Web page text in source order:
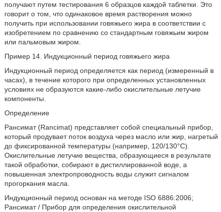
получают путем тестирования 6 образцов каждой таблетки. Это
говорит о том, что одинаковое время растворения можно
получить при использовании говяжьего жира в соответствии с
изобретением по сравнению со стандартным говяжьим жиром
или пальмовым жиром.
Пример 14. Индукционный период говяжьего жира
Индукционный период определяется как период (измеренный в
часах), в течение которого при определенных установленных
условиях не образуются какие-либо окислительные летучие
компоненты.
Определение
Рансимат (Rancimat) представляет собой специальный прибор,
который продувает поток воздуха через масло или жир, нагретый
до фиксированной температуры (например, 120/130°C).
Окислительные летучие вещества, образующиеся в результате
такой обработки, собирают в дистиллированной воде, а
повышенная электропроводность воды служит сигналом
прогоркания масла.
Индукционный период основан на методе ISO 6886:2006;
Рансимат / Прибор для определения окислительной